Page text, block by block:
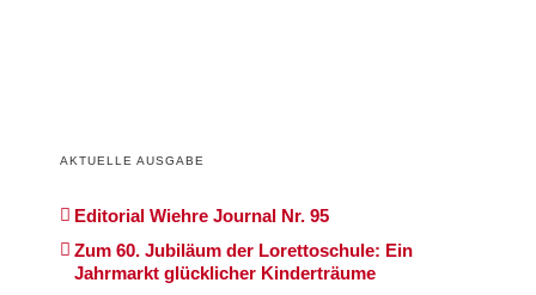
AKTUELLE AUSGABE
Editorial Wiehre Journal Nr. 95
Zum 60. Jubiläum der Lorettoschule: Ein
Jahrmarkt glücklicher Kinderträume